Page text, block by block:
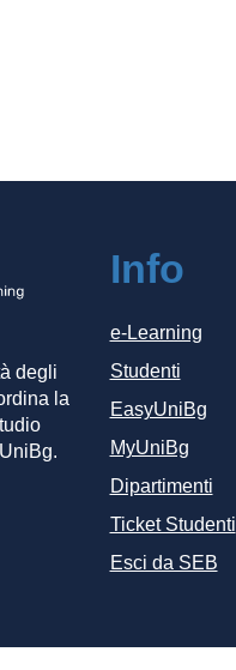
degli
la
Info
e-Learning
Studenti
EasyUniBg
MyUniBg
Dipartimenti
Ticket Studenti
Esci da SEB